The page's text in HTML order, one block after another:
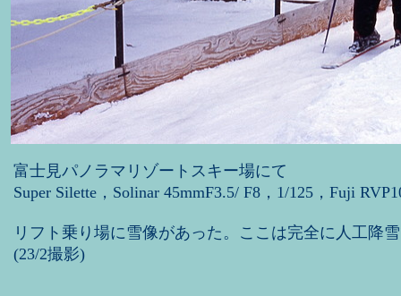
富士見パノラマリゾートスキー場にて
Super Silette，Solinar 45mmF3.5/ F8，1/125，Fuji
リフト乗り場に雪像があった。ここは完全に人工降
(23/2撮影)